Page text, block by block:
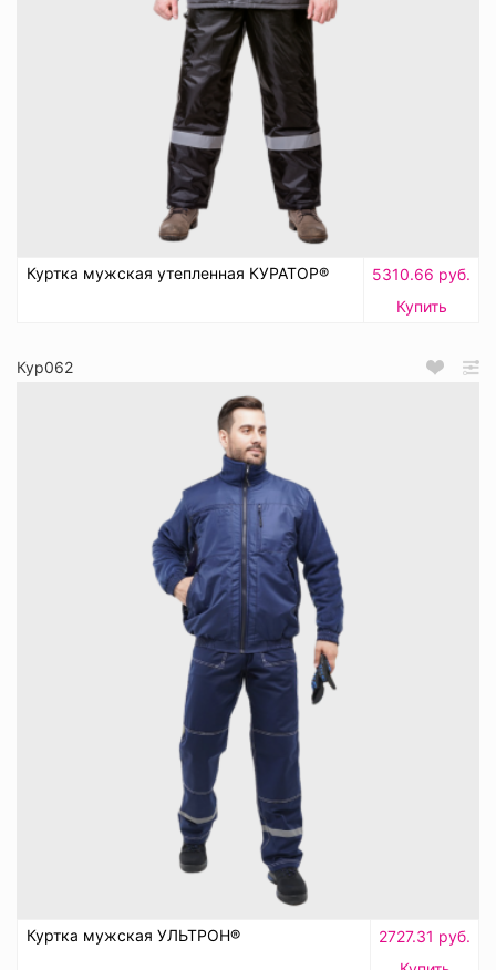
Куртка мужская утепленная КУРАТОР®
5310.66 руб.
Купить
Кур062
Куртка мужская УЛЬТРОН®
2727.31 руб.